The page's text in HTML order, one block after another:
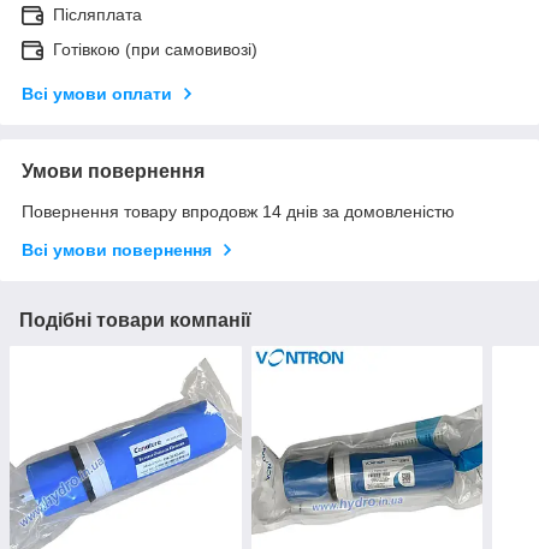
Післяплата
Готівкою (при самовивозі)
Всі умови оплати
Умови повернення
Повернення товару впродовж 14 днів за домовленістю
Всі умови повернення
Подібні товари компанії